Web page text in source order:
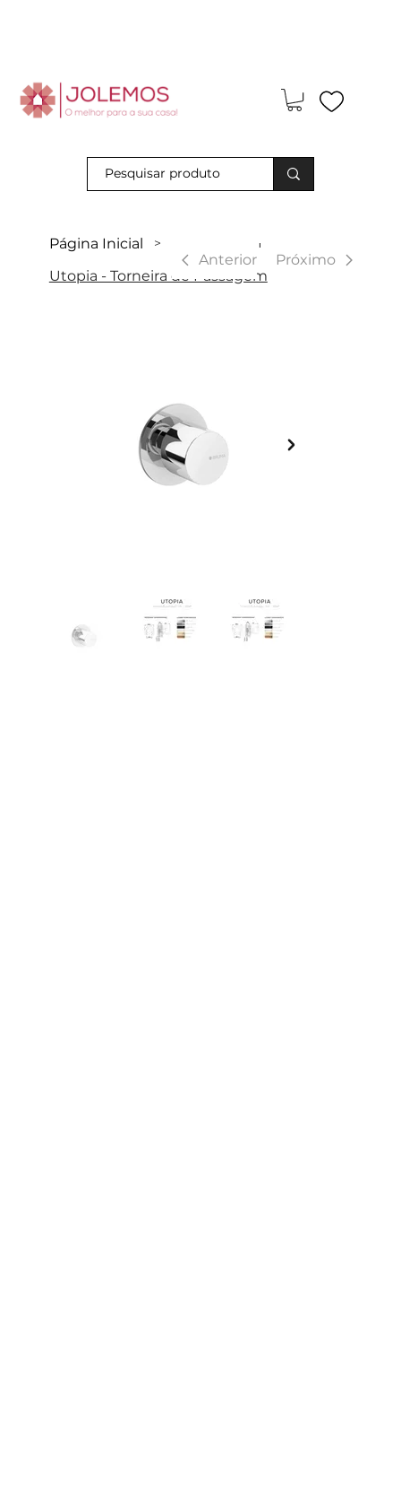
Página Inicial >
Utopia - Torneira de Passagem
Anterior Próximo